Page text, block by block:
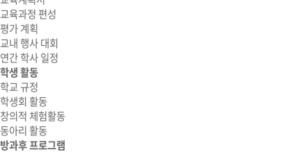
교육과정 편성
평가 계획
교내 행사 대회
연간 학사 일정
학생 활동
학교 규정
학생회 활동
창의적 체험활동
동아리 활동
방과후 프로그램